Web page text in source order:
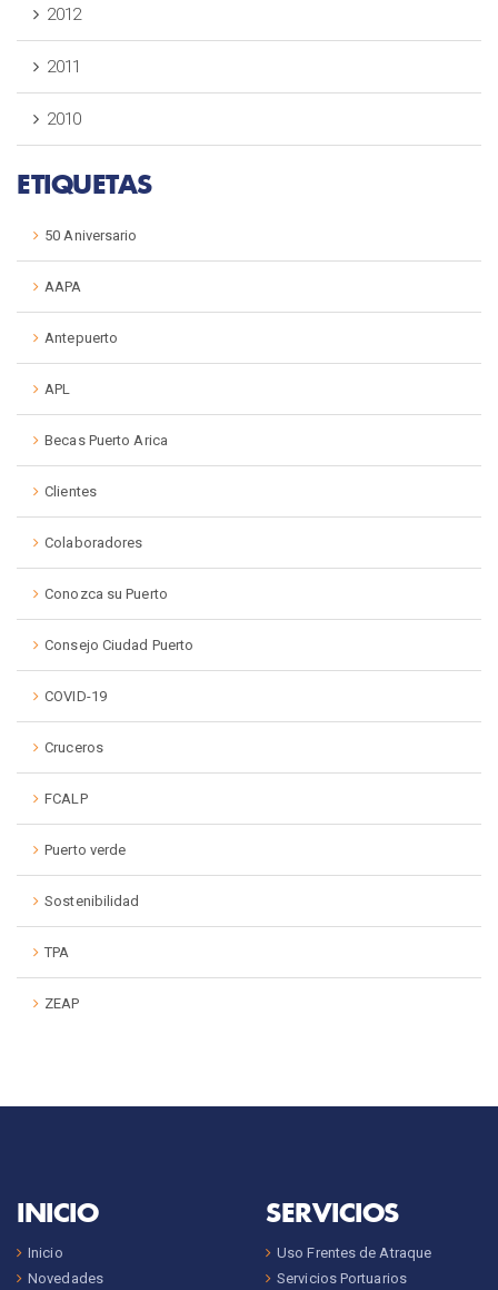
2012
2011
2010
ETIQUETAS
50 Aniversario
AAPA
Antepuerto
APL
Becas Puerto Arica
Clientes
Colaboradores
Conozca su Puerto
Consejo Ciudad Puerto
COVID-19
Cruceros
FCALP
Puerto verde
Sostenibilidad
TPA
ZEAP
INICIO
Inicio
Novedades
SERVICIOS
Uso Frentes de Atraque
Servicios Portuarios